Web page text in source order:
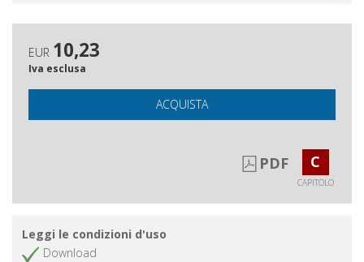
EUR 10,23
Iva esclusa
ACQUISTA
PDF C
CAPITOLO
Leggi le condizioni d'uso
Download